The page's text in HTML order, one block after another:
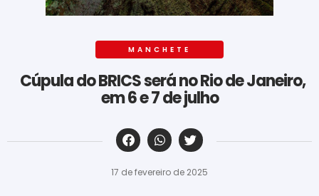
MANCHETE
Cúpula do BRICS será no Rio de Janeiro,
em 6 e 7 de julho
‎ ‎ ‎ ‎ ‎ ‎ ‎ ‎ ‎ ‎ ‎ ‎ ‎ ‎ ‎ ‎ ‎ ‎ ‎ ‎ ‎ ‎ ‎ ‎ ‎ ‎ ‎ ‎ ‎ ‎ ‎
17 de fevereiro de 2025